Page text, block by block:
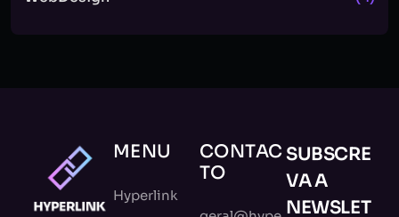
MENU
Hyperlink
CONTAC
TO
SUBSCRE
VA A
NEWSLET